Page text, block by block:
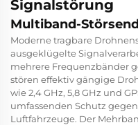
Signalstörung
Multiband-
Moderne tragbare
ausgeklügelte
mehrere Frequenzbänder
stören effektiv gängige
wie 2,4 GHz, 5,8 GHz und
umfassenden Schutz
Luftfahrzeuge. Der